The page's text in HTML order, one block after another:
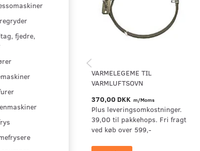
fjedre,
VARMELEGEME TIL
VARMLUFTSOVN
370,00 DKK m/Moms
Plus leveringsomkostninger.
39,00 til pakkehops. Fri fragt
ved køb over 599,-